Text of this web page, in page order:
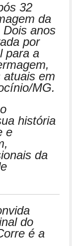
32
da
anos
por
para a
atuais em
MG.
história
e
da
do
é a